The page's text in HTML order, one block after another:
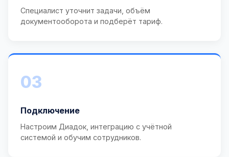
Специалист уточнит задачи, объём
документооборота и подберёт тариф.
03
Подключение
Настроим Диадок, интеграцию с учётной
системой и обучим сотрудников.